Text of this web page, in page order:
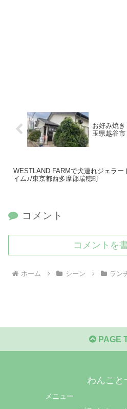
お好み焼
玉県越谷市
WESTLAND FARMで犬連れジェラー
イム♪/東京都西多摩郡瑞穂町
コメント
コメントを
ホーム シーン ラン
PAGE
わんこと
メニュー